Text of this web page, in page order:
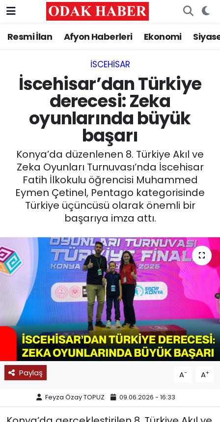
Resmi İlan Afyon Haberleri Ekonomi
İSCEHISAR
İscehisar’dan Türkiye
derecesi: Zeka
oyunlarında büyük
başarı
Konya’da düzenlenen 8. Türkiye Akıl ve
Zeka Oyunları Turnuvası’nda İscehisar
Fatih İlkokulu öğrencisi Muhammed
Eymen Çetinel, Pentago kategorisinde
Türkiye üçüncüsü olarak önemli bir
başarıya imza attı.
Paylaş A- A+
Feyza Özay TOPUZ 09.06.2026 - 16:33
AFYONKARAHİSAR HABERLERİ
ASAYİŞ
GÜNCEL
EĞİTİM
MAGAZİN
SAĞLIK
SPOR
11:11 MANŞET
Nöbetçi Eczaneler
Trafik Durumu
Süper Lig Puan Durumu ve Fikstür
Tüm Manşetler
Son Dakika Haberleri
Haber Arşivi